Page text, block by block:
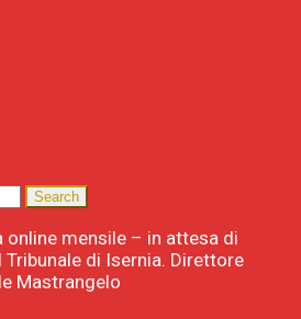
mensile – in attesa di
di Isernia. Direttore
Mastrangelo